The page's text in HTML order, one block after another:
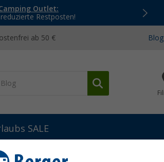
Outlet:
Restposten!
ab 50 € Blog
SALE
Alb Filter Protect Vorfiltermodul